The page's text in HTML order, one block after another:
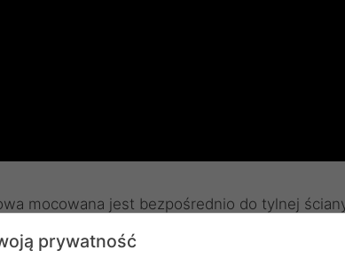
mocowana jest bezpośrednio do tylnej
Świetna do nurkowania, surfingu,
kotwice klejące i linki zabezpieczające dla
prywatność